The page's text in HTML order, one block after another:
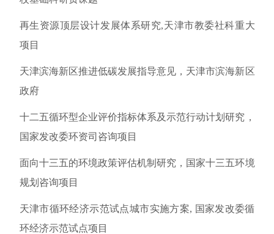
再生资源顶层设计发展体系研究,天津市教委社科重大
项目
天津滨海新区推进低碳发展指导意见，天津市滨海新区
政府
十二五循环型企业评价指标体系及示范行动计划研究，
国家发改委环资司咨询项目
面向十三五的环境政策评估机制研究，国家十三五环境
规划咨询项目
天津市循环经济示范试点城市实施方案, 国家发改委循
环经济示范试点项目